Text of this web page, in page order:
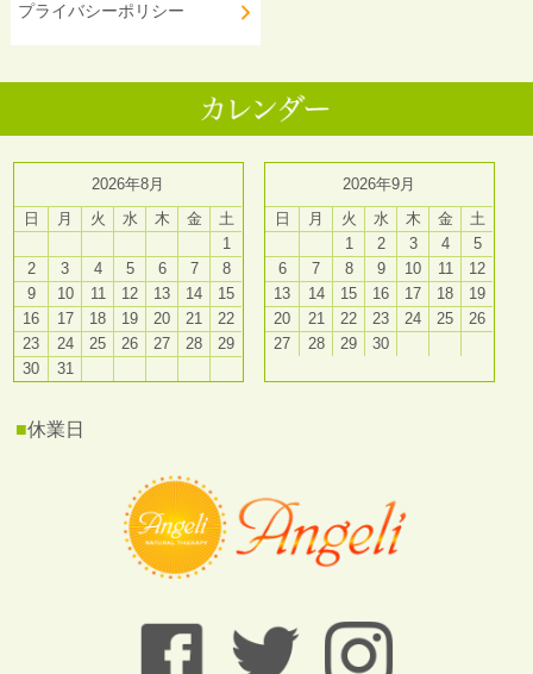
プライバシーポリシー
2026年8月
日
月 火 水 木 金
土
1
2
3 4 5 6 7
8
9
10 11 12 13 14
15
16
17 18 19 20 21
22
23
24 25 26 27 28
29
30
31
2026年9月
日
月 火 水 木 金
土
1
2 3 4
5
6
7 8 9 10 11
12
13
14 15 16 17 18
19
20
21 22 23 24 25
26
27
28 29 30
■休業日